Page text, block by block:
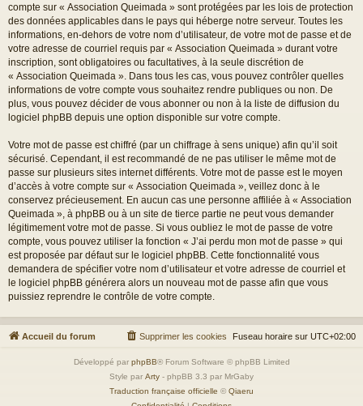
compte sur « Association Queimada » sont protégées par les lois de protection
des données applicables dans le pays qui héberge notre serveur. Toutes les
informations, en-dehors de votre nom d’utilisateur, de votre mot de passe et de
votre adresse de courriel requis par « Association Queimada » durant votre
inscription, sont obligatoires ou facultatives, à la seule discrétion de
« Association Queimada ». Dans tous les cas, vous pouvez contrôler quelles
informations de votre compte vous souhaitez rendre publiques ou non. De
plus, vous pouvez décider de vous abonner ou non à la liste de diffusion du
logiciel phpBB depuis une option disponible sur votre compte.
Votre mot de passe est chiffré (par un chiffrage à sens unique) afin qu’il soit
sécurisé. Cependant, il est recommandé de ne pas utiliser le même mot de
passe sur plusieurs sites internet différents. Votre mot de passe est le moyen
d’accès à votre compte sur « Association Queimada », veillez donc à le
conservez précieusement. En aucun cas une personne affiliée à « Association
Queimada », à phpBB ou à un site de tierce partie ne peut vous demander
légitimement votre mot de passe. Si vous oubliez le mot de passe de votre
compte, vous pouvez utiliser la fonction « J’ai perdu mon mot de passe » qui
est proposée par défaut sur le logiciel phpBB. Cette fonctionnalité vous
demandera de spécifier votre nom d’utilisateur et votre adresse de courriel et
le logiciel phpBB générera alors un nouveau mot de passe afin que vous
puissiez reprendre le contrôle de votre compte.
Accueil du forum Fuseau horaire sur UTC+02:00
Supprimer les cookies
Développé par phpBB® Forum Software © phpBB Limited
Style par Arty - phpBB 3.3 par MrGaby
Traduction française officielle © Qiaeru